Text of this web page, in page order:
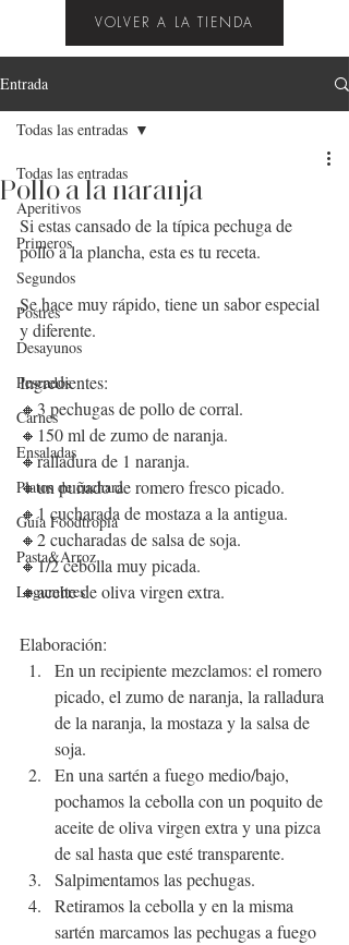
VOLVER A LA TIENDA
Entrada
Todas las entradas
Aperitivos
Primeros
Segundos
Postres
Desayunos
Pescados
Carnes
Ensaladas
Platos de cuchara
Guía Foodtropia
Pasta&Arroz
Legumbres
Todas las entradas
Pollo a la naranja
Si estas cansado de la típica pechuga de
pollo a la plancha, esta es tu receta.
Se hace muy rápido, tiene un sabor especial
y diferente.
Ingredientes:
🔸3 pechugas de pollo de corral.
🔸150 ml de zumo de naranja.
🔸ralladura de 1 naranja.
🔸un puñado de romero fresco picado.
🔸1 cucharada de mostaza a la antigua.
🔸2 cucharadas de salsa de soja.
🔸1/2 cebolla muy picada.
🔸aceite de oliva virgen extra.
Elaboración:
En un recipiente mezclamos: el romero
picado, el zumo de naranja, la ralladura
de la naranja, la mostaza y la salsa de
soja.
En una sartén a fuego medio/bajo,
pochamos la cebolla con un poquito de
aceite de oliva virgen extra y una pizca
de sal hasta que esté transparente.
Salpimentamos las pechugas.
Retiramos la cebolla y en la misma
sartén marcamos las pechugas a fuego